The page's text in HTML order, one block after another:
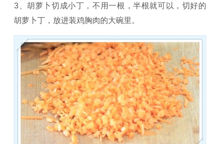
3、胡萝卜切成小丁，不用一根，半根就可以，切好的
胡萝卜丁，放进装鸡胸肉的大碗里。